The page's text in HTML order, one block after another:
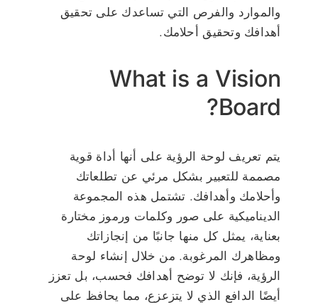
والموارد والفرص التي تساعدك على تحقيق
أهدافك وتحقيق أحلامك.
What is a Vision
Board?
يتم تعريف لوحة الرؤية على أنها أداة قوية
مصممة للتعبير بشكل مرئي عن تطلعاتك
وأحلامك وأهدافك. تشتمل هذه المجموعة
الديناميكية على صور وكلمات ورموز مختارة
بعناية، يمثل كل منها جانبًا من إنجازاتك
ومظاهرك المرغوبة. من خلال إنشاء لوحة
الرؤية، فإنك لا توضح أهدافك فحسب، بل تعزز
أيضًا الدافع الذي لا يتزعزع، مما يحافظ على